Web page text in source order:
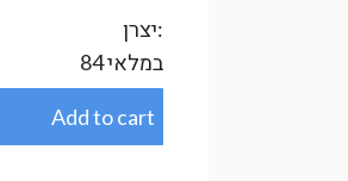
יצרן:
84במלאי